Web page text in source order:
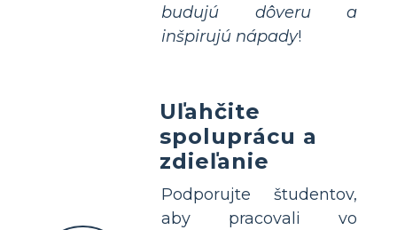
budujú dôveru a
inšpirujú nápady!
Uľahčite
spoluprácu a
zdieľanie
Podporujte študentov,
aby pracovali vo